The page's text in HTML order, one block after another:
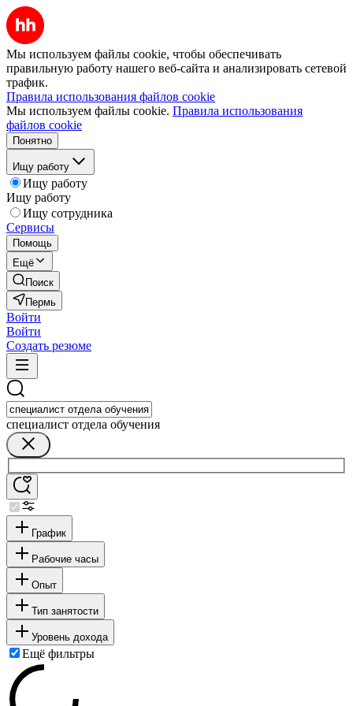
Мы используем файлы cookie, чтобы обеспечивать
правильную работу нашего веб-сайта и анализировать сетевой
трафик.
Правила использования файлов cookie
Мы используем файлы cookie. Правила использования
файлов cookie
Понятно
Ищу работу
Ищу работу
Ищу работу
Ищу сотрудника
Сервисы
Помощь
Ещё
Поиск
Пермь
Войти
Войти
Создать резюме
специалист отдела обучения
График
Рабочие часы
Опыт
Тип занятости
Уровень дохода
Ещё фильтры